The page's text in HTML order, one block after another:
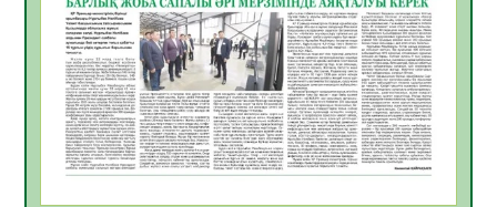
06.08.2026
38
ҚЫЗЫЛОРДАДА «САНАЛЫ ҰРПАҚ –
ЖАРҚЫН БОЛАШАҚ» АТТЫ КЕҢЕЙТІЛГЕН
МӘЖІЛІС ӨТТІ
05.08.2026
38
Қазақстан Орталық Азиядағы көшуге ең